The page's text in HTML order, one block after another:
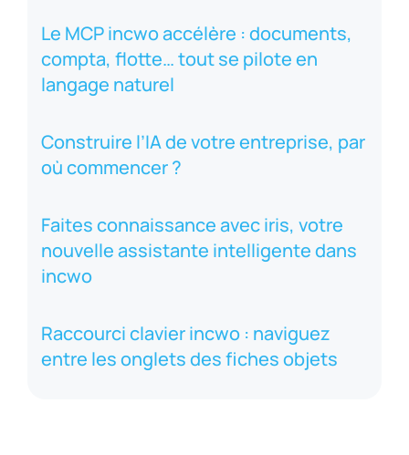
Le MCP incwo accélère : documents,
compta, flotte… tout se pilote en
langage naturel
Construire l’IA de votre entreprise, par
où commencer ?
Faites connaissance avec iris, votre
nouvelle assistante intelligente dans
incwo
Raccourci clavier incwo : naviguez
entre les onglets des fiches objets